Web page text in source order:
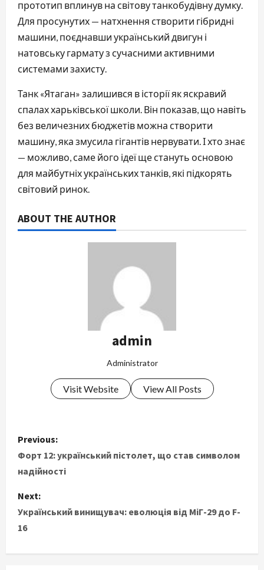
прототип вплинув на світову танкобудівну думку.
Для просунутих — натхнення створити гібридні
машини, поєднавши український двигун і
натовську гармату з сучасними активними
системами захисту.
Танк «Ятаган» залишився в історії як яскравий
спалах харьківської школи. Він показав, що навіть
без величезних бюджетів можна створити
машину, яка змусила гігантів нервувати. І хто знає
— можливо, саме його ідеї ще стануть основою
для майбутніх українських танків, які підкорять
світовий ринок.
ABOUT THE AUTHOR
admin
Administrator
Visit Website View All Posts
P
o
t
n
a
Previous:
Форт 12: український пістолет, що став символом
надійності
Next:
Український винищувач: еволюція від МіГ-29 до F-
16